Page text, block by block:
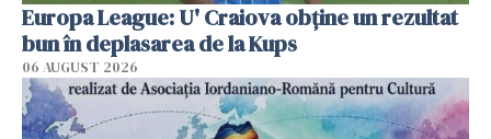
Europa League: U' Craiova obține un rezultat
bun în deplasarea de la Kups
06 AUGUST 2026